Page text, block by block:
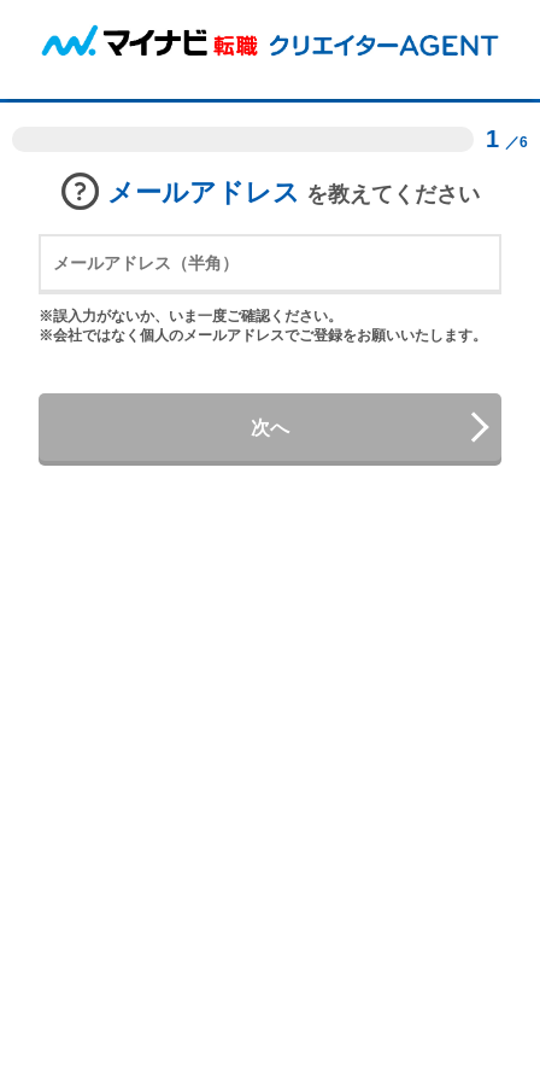
1 ／6
メールアドレス を教えてください
※誤入力がないか、いま一度ご確認ください。
※会社ではなく個人のメールアドレスでご登録をお願いいたします。
次へ